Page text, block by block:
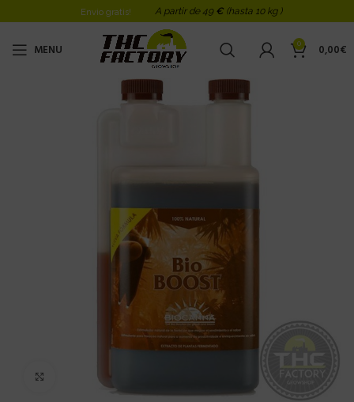
Envio gratis! A partir de 49 € (hasta 10 kg )
MENU 0 0,00€
Click to enlarge